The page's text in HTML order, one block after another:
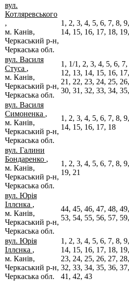
вул.
Котляревського
,
м. Канів,
Черкаський р-н,
Черкаська обл.
1, 2, 3, 4, 5, 6, 7, 8,
14, 15, 16, 17, 18,
вул. Василя
Стуса ,
м. Канів,
Черкаський р-н,
Черкаська обл.
1, 1/1, 2, 3, 4, 5, 6,
12, 13, 14, 15, 16,
21, 22, 23, 24, 25,
30, 31, 32, 33, 34,
вул. Василя
Симоненка ,
м. Канів,
Черкаський р-н,
Черкаська обл.
1, 2, 3, 4, 5, 6, 7, 8,
14, 15, 16, 17, 18
вул. Галини
Бондаренко ,
м. Канів,
Черкаський р-н,
Черкаська обл.
1, 2, 3, 4, 5, 6, 7, 8,
19, 21
вул. Юрія
Іллєнка ,
м. Канів,
Черкаський р-н,
Черкаська обл.
44, 45, 46, 47, 48,
53, 54, 55, 56, 57,
вул. Юрія
Іллєнка ,
м. Канів,
Черкаський р-н,
Черкаська обл.
1, 2, 3, 4, 5, 6, 7, 8,
14, 15, 16, 17, 18,
23, 24, 25, 26, 27,
32, 33, 34, 35, 36,
41, 42, 43